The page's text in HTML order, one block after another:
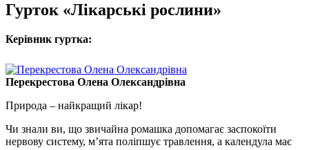
Гурток «Лікарські рослини»
Керівник гуртка:
Перекрестова Олена Олександрівна
Природа – найкращий лікар!
Чи знали ви, що звичайна ромашка допомагає заспокоїти
нервову систему, м’ята поліпшує травлення, а календула має